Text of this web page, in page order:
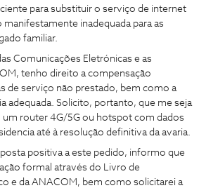
para substituir o serviço de internet
inadequada para as
familiar.
Comunicações Eletrónicas e as
tenho direito a compensação
de serviço não prestado, bem como a
adequada. Solicito, portanto, que me seja
router 4G/5G ou hotspot com dados
até à resolução definitiva da avaria.
positiva a este pedido, informo que
formal através do Livro de
e da ANACOM, bem como solicitarei a